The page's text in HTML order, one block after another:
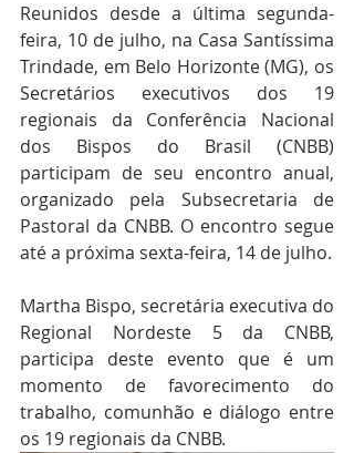
Reunidos desde a última segunda-
feira, 10 de julho, na Casa Santíssima
Trindade, em Belo Horizonte (MG), os
Secretários executivos dos 19
regionais da Conferência Nacional
dos Bispos do Brasil (CNBB)
participam de seu encontro anual,
organizado pela Subsecretaria de
Pastoral da CNBB. O encontro segue
até a próxima sexta-feira, 14 de julho.
Martha Bispo, secretária executiva do
Regional Nordeste 5 da CNBB,
participa deste evento que é um
momento de favorecimento do
trabalho, comunhão e diálogo entre
os 19 regionais da CNBB.